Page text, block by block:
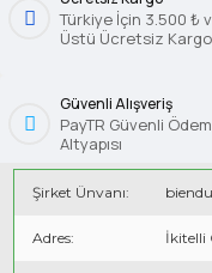
Türkiye İçin 3.500 ₺
Üstü Ücretsiz Kargo
Güvenli Alışveriş
PayTR Güvenli
Altyapısı
Şirket Ünvanı:
Adres: İkitelli